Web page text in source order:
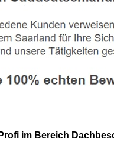
im Bereich